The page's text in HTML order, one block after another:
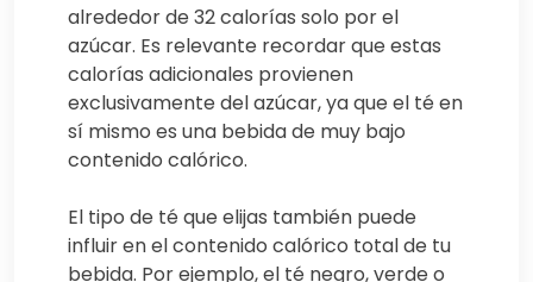
alrededor de 32 calorías solo por el
azúcar. Es relevante recordar que estas
calorías adicionales provienen
exclusivamente del azúcar, ya que el té en
sí mismo es una bebida de muy bajo
contenido calórico.
El tipo de té que elijas también puede
influir en el contenido calórico total de tu
bebida. Por ejemplo, el té negro, verde o